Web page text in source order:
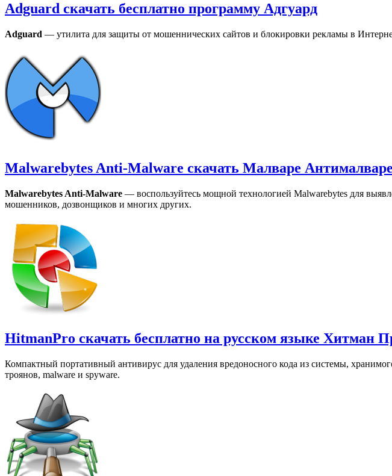
Adguard скачать бесплатно программу Адгуард
Adguard — утилита для защиты от мошеннических сайтов и блокировки рекламы в
Malwarebytes Anti-Malware cкачать Малваре Антималваре
Malwarebytes Anti-Malware — воспользуйтесь мощной технологией Malwarebytes для
мошенников, дозвонщиков и многих других.
HitmanPro скачать бесплатно на русском языке Хитман
Компактный портативный антивирус для удаления вредоносного кода из системы,
троянов, malware и spyware.